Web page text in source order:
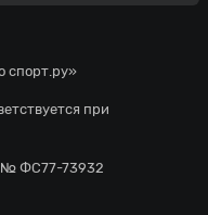
спорт.ру»
при
№ ФС77-73932